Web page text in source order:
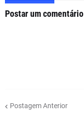
Postar um comentário
Postagem Anterior